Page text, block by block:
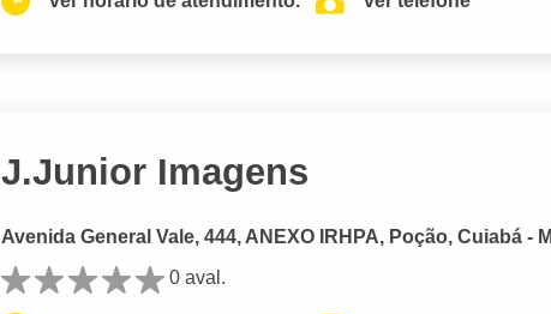
J.Junior Imagens
Avenida General Vale, 444, ANEXO IRHPA, Poção, Cuiabá -
0 aval.